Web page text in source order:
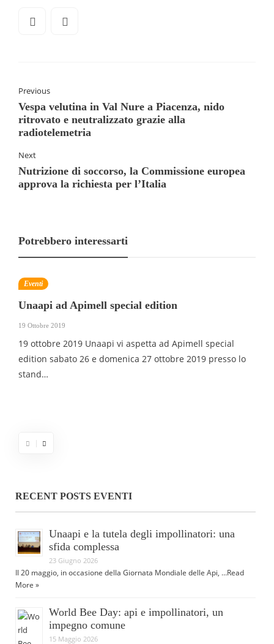
Previous
Vespa velutina in Val Nure a Piacenza, nido
ritrovato e neutralizzato grazie alla
radiotelemetria
Next
Nutrizione di soccorso, la Commissione europea
approva la richiesta per l’Italia
Potrebbero interessarti
Eventi
Unaapi ad Apimell special edition
19 Ottobre 2019
19 ottobre 2019 Unaapi vi aspetta ad Apimell special
edition sabato 26 e domenica 27 ottobre 2019 presso lo
stand…
RECENT POSTS EVENTI
Unaapi e la tutela degli impollinatori: una
sfida complessa
23 Giugno 2026
Il 20 maggio, in occasione della Giornata Mondiale delle Api, …Read
More »
World Bee Day: api e impollinatori, un
impegno comune
15 Maggio 2026